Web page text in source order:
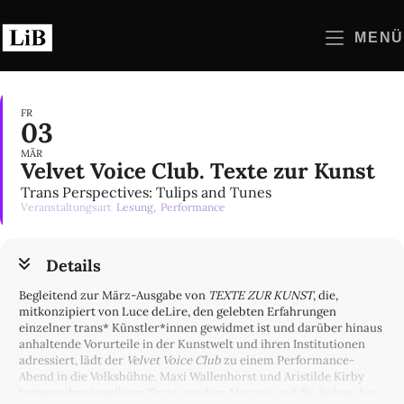
Inhalt
springen
MENÜ
FR
03
MÄR
Velvet Voice Club. Texte zur Kunst
Trans Perspectives: Tulips and Tunes
Veranstaltungsart Lesung, Performance
Details
Begleitend zur März-Ausgabe von TEXTE ZUR KUNST, die,
mitkonzipiert von Luce deLire, den gelebten Erfahrungen
einzelner trans* Künstler*innen gewidmet ist und darüber hinaus
anhaltende Vorurteile in der Kunstwelt und ihren Institutionen
adressiert, lädt der Velvet Voice Clubzu einem Performance-
Abend in die Volksbühne. Maxi Wallenhorst und Aristilde Kirby